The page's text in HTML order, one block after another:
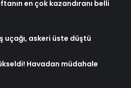
en çok kazandıranı belli
uçağı, askeri üste düştü
Havadan müdahale